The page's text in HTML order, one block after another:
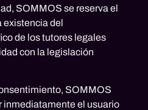
SOMMOS se reserva el
existencia del
de los tutores legales
con la legislación
SOMMOS
inmediatamente el usuario